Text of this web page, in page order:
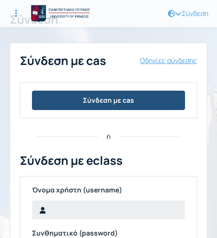
Σύνδεση
Σύνδεση
Σύνδεση με cas Οδηγίες σύνδεσης
Σύνδεση με cas
ή
Σύνδεση με eclass
Όνομα χρήστη (username)
Συνθηματικό (password)